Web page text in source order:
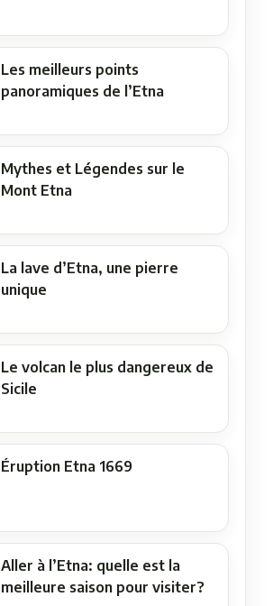
Les meilleurs points
panoramiques de l’Etna
Mythes et Légendes sur le
Mont Etna
La lave d’Etna, une pierre
unique
Le volcan le plus dangereux de
Sicile
Éruption Etna 1669
Aller à l’Etna: quelle est la
meilleure saison pour visiter?